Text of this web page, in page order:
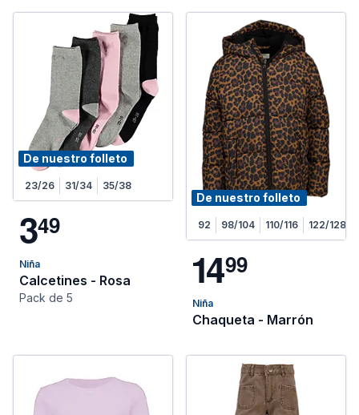
De nuestro folleto
23/26 31/34 35/38
349
Niña
Calcetines - Rosa
Pack de 5
De nuestro folleto
92 98/104 110/116 122/128
1499
Niña
Chaqueta - Marrón